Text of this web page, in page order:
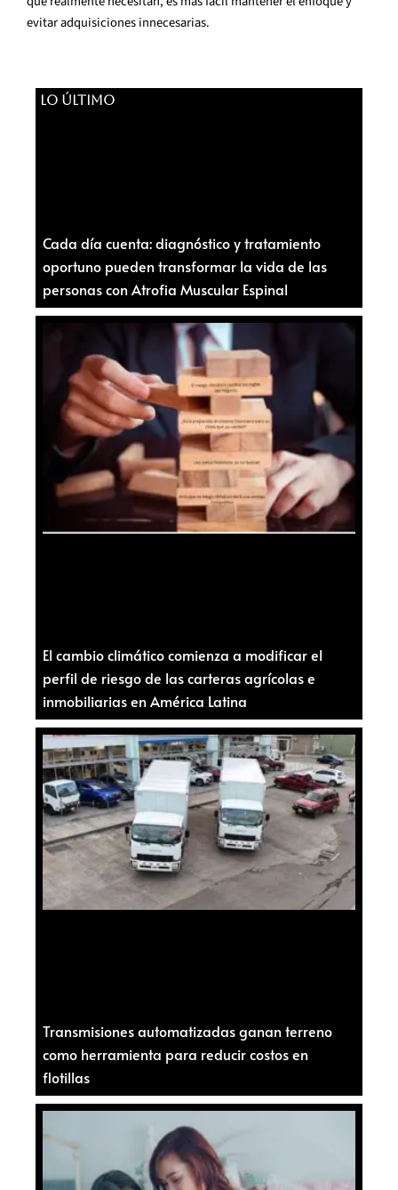
evitar adquisiciones innecesarias.
LO ÚLTIMO
Cada día cuenta: diagnóstico y tratamiento
oportuno pueden transformar la vida de las
personas con Atrofia Muscular Espinal
El cambio climático comienza a modificar el
perfil de riesgo de las carteras agrícolas e
inmobiliarias en América Latina
Transmisiones automatizadas ganan terreno
como herramienta para reducir costos en
flotillas